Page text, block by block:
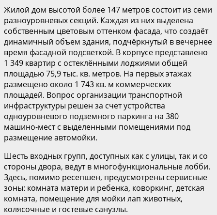
Жилой дом высотой более 147 метров состоит из семи
разноуровневых секций. Каждая из них выделена
собственным цветовым оттенком фасада, что создаёт
динамичный объем здания, подчёркнутый в вечернее
время фасадной подсветкой. В корпусе представлено
1 349 квартир с остеклёнными лоджиями общей
площадью 75,9 тыс. кв. метров. На первых этажах
размещено около 1 743 кв. м коммерческих
площадей. Вопрос организации транспортной
инфраструктуры решен за счет устройства
одноуровневого подземного паркинга на 380
машино-мест с выделенными помещениями под
размещение автомойки.
Шесть входных групп, доступных как с улицы, так и со
стороны двора, ведут в многофункциональные лобби.
Здесь, помимо ресепшен, предусмотрены сервисные
зоны: комната матери и ребенка, коворкинг, детская
комната, помещение для мойки лап животных,
колясочные и гостевые санузлы.